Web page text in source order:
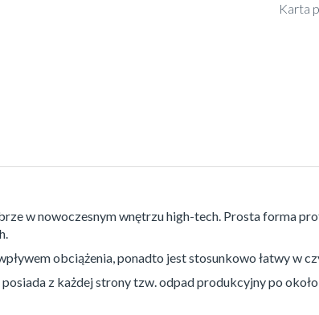
Karta
w nowoczesnym wnętrzu high-tech. Prosta forma
obciążenia, ponadto jest stosunkowo łatwy w
z każdej strony tzw. odpad produkcyjny po